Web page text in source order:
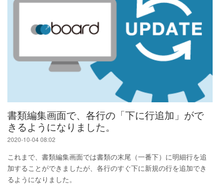
書類編集画面で、各行の「下に行追加」がで
きるようになりました。
2020-10-04 08:02
これまで、書類編集画面では書類の末尾（一番下）に明細行を追
加することができましたが、各行のすぐ下に新規の行を追加でき
るようになりました。